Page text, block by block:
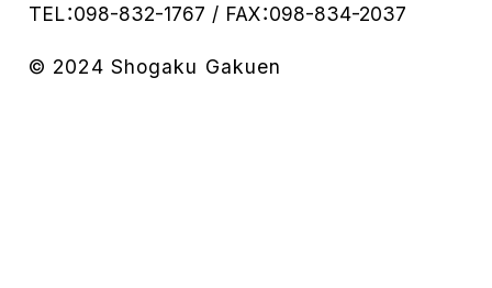
TEL：098-832-1767
FAX：098-834-2037
© 2024 Shogaku Gakuen